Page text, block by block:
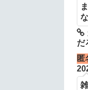
だ
匿